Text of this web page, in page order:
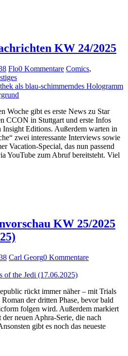
KW 24/2025
Flo0 Kommentare Comics,
Woche gibt es erste News zu Star
CCON in Stuttgart und erste Infos
Editions. Außerdem warten in
zwei interessante Interviews sowie
Vacation-Special, das nun passend
YouTube zum Abruf bereitsteht. Viel
KW 25/2025
Carl Georg0 Kommentare
rückt immer näher – mit Trials
der dritten Phase, bevor bald
folgen wird. Außerdem markiert
neuen Aphra-Serie, die nach
gibt es noch das neueste